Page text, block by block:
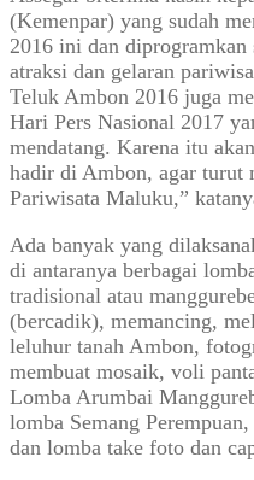
(Kemenpar) yang sudah
2016 ini dan diprogramkan
atraksi dan gelaran
Teluk Ambon 2016 juga
Hari Pers Nasional 2017
mendatang. Karena itu
hadir di Ambon, agar turut
Pariwisata Maluku,”
Ada banyak yang
di antaranya berbagai
tradisional atau
(bercadik), memancing,
leluhur tanah Ambon,
membuat mosaik, voli
Lomba Arumbai
lomba Semang
dan lomba take foto dan